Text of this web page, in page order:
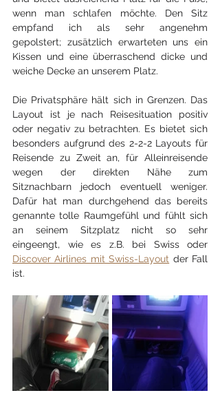
wenn man schlafen möchte. Den Sitz
empfand ich als sehr angenehm
gepolstert; zusätzlich erwarteten uns ein
Kissen und eine überraschend dicke und
weiche Decke an unserem Platz.
Die Privatsphäre hält sich in Grenzen. Das
Layout ist je nach Reisesituation positiv
oder negativ zu betrachten. Es bietet sich
besonders aufgrund des 2-2-2 Layouts für
Reisende zu Zweit an, für Alleinreisende
wegen der direkten Nähe zum
Sitznachbarn jedoch eventuell weniger.
Dafür hat man durchgehend das bereits
genannte tolle Raumgefühl und fühlt sich
an seinem Sitzplatz nicht so sehr
Discover Airlines mit Swiss-Layout der Fall
ist.